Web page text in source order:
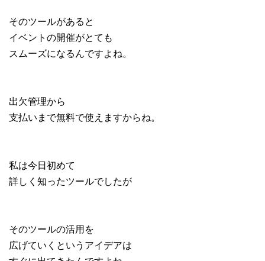
そのツールがあると
イベントの開催がとても
スムーズになるんですよね。
出欠管理から
支払いまで無料で使えますからね。
私は今日初めて
詳しく知ったツールでしたが
そのツールの活用を
広げていくというアイデアは